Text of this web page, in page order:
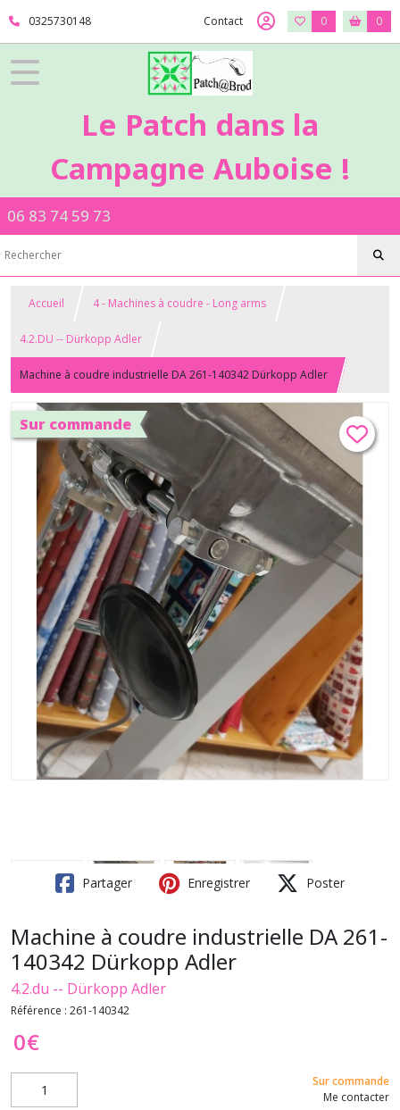
0325730148 Contact 0 0
Le Patch dans la
Campagne Auboise !
06 83 74 59 73
Accueil 4 - Machines à coudre - Long arms
4.2.DU -- Dürkopp Adler
Machine à coudre industrielle DA 261-140342 Dürkopp Adler
Sur commande
Partager Enregistrer Poster
Machine à coudre industrielle DA 261-
140342 Dürkopp Adler
4.2.du -- Dürkopp Adler
Référence : 261-140342
0€
Sur commande
Me contacter